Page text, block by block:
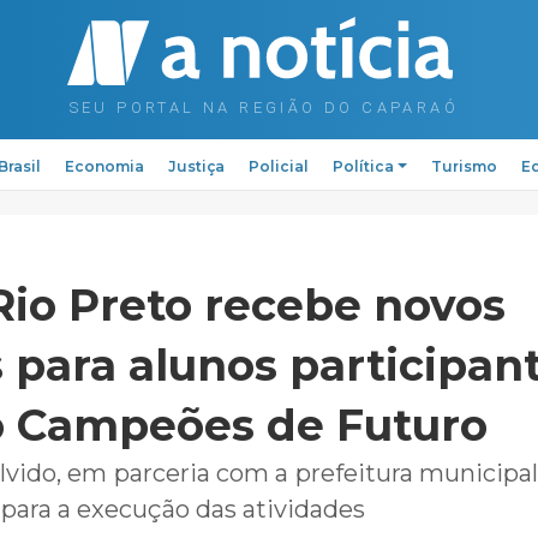
Economia Justiça Policial Política Turismo
Preto recebe novos
alunos
de Futuro
em parceria com a prefeitura
a execução das atividades